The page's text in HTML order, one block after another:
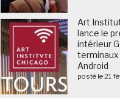
Art
lance le
intérieur
Android
posté le 21